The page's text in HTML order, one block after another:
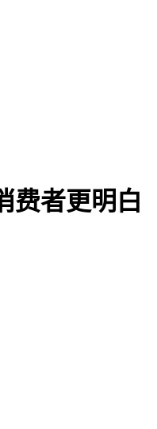
费者更明白